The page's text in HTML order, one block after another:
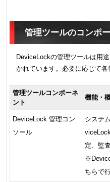
管理ツールのコンポ
DeviceLockの管理ツールは用
かれています。必要に応じて各
管理ツールコンポーネ
ント
機能・
DeviceLock 管理コン
ソール
システ
定、監
ちらで